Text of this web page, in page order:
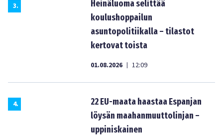
3.
Heinäluoma selittää
koulushoppailun
asuntopolitiikalla – tilastot
kertovat toista
01.08.2026 | 12:09
4.
22 EU-maata haastaa Espanjan
löysän maahanmuuttolinjan –
uppiniskainen